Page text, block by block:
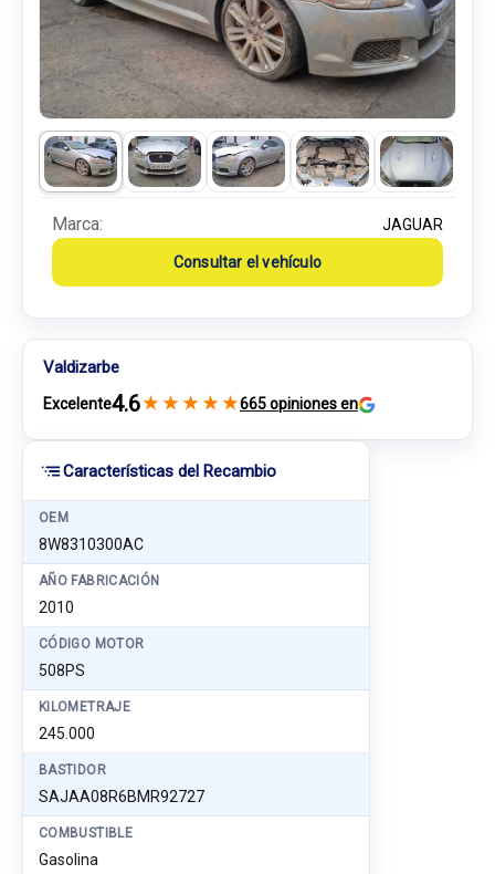
Características del Recambio
OEM
8W8310300AC
AÑO FABRICACIÓN
2010
CÓDIGO MOTOR
508PS
KILOMETRAJE
245.000
BASTIDOR
SAJAA08R6BMR92727
COMBUSTIBLE
Gasolina
Marca: JAGUAR
Consultar el vehículo
Valdizarbe
Excelente4.6★ ★ ★ ★ ★665 opiniones en